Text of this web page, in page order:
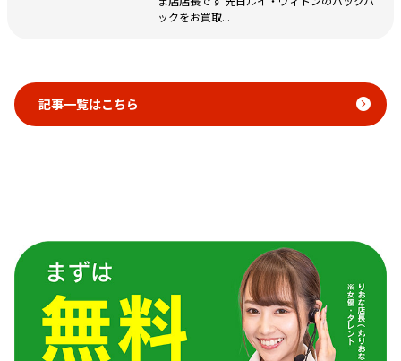
ックをお買取...
記事一覧はこちら